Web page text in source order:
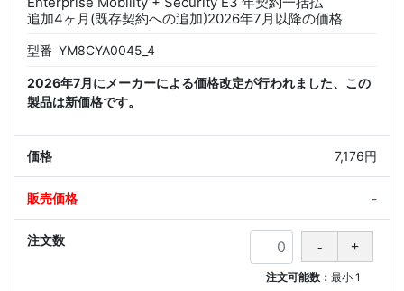
追加4ヶ月(既存契約への追加)2026年7月以降の価格
型番 YM8CYA0045_4
2026年7月にメーカーによる価格改定が行われました、この
製品は新価格です。
7,176円
-
注文可能数：最小 1